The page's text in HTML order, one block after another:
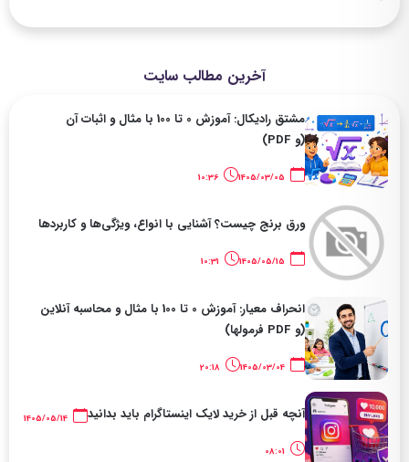
آخرین مطالب سایت
مشتق رادیکال: آموزش 0 تا 100 با مثال و اثبات آن
(و PDF)
10:36
ورق برنج چیست؟ آشنایی با انواع، ویژگی‌ها و کاربردها
انحراف معیار: آموزش 0 تا 100 با مثال و محاسبه آنلاین
(و PDF فرمولها)
20:18
آنچه قبل از خرید لایک اینستاگرام باید بدانید